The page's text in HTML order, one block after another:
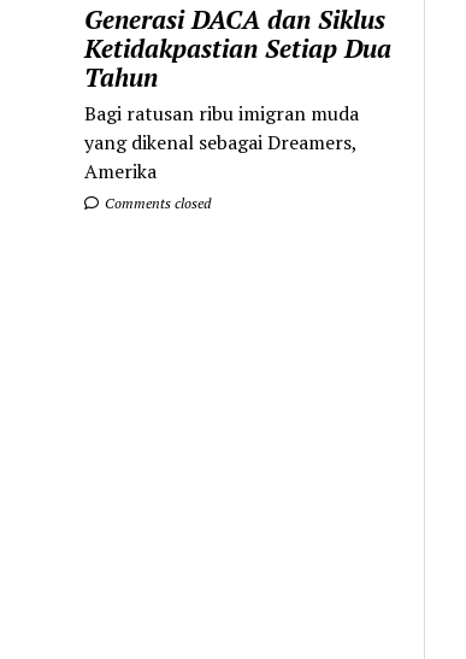
Generasi DACA dan Siklus
Ketidakpastian Setiap Dua
Tahun
Bagi ratusan ribu imigran muda
yang dikenal sebagai Dreamers,
Amerika
Comments closed